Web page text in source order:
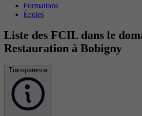
Formations
Écoles
Liste des FCIL dans le
Restauration à Bobigny
Transparence